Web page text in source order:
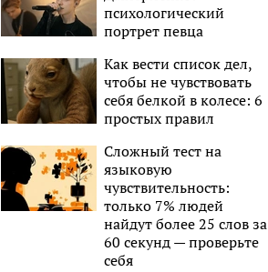
психологический
портрет певца
Как вести список дел,
чтобы не чувствовать
себя белкой в колесе: 6
простых правил
Сложный тест на
языковую
чувствительность:
только 7% людей
найдут более 25 слов за
60 секунд — проверьте
себя